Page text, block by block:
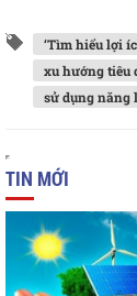
‘Tìm hiểu lợi
xu hướng tiêu
sử dụng
TIN MỚI